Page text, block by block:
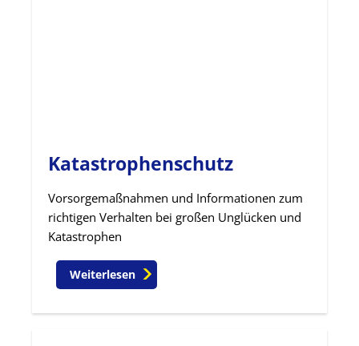
Katastrophenschutz
Vorsorgemaßnahmen und Informationen zum
richtigen Verhalten bei großen Unglücken und
Katastrophen
Weiterlesen